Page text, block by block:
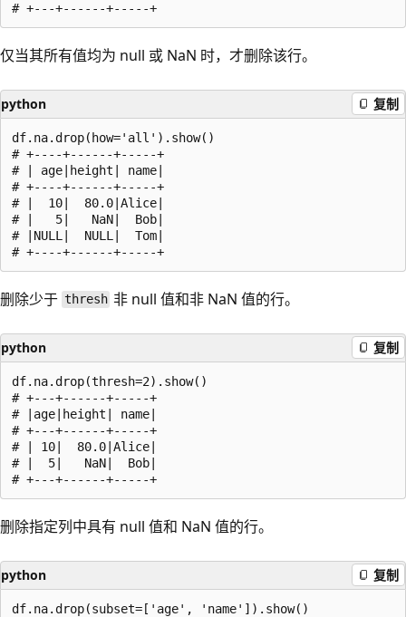
仅当其所有值均为 null 或 NaN 时，才删除该行。
python 复制
df.na.drop(how='all').show()
# +----+------+-----+
# | age|height| name|
# +----+------+-----+
# |  10|  80.0|Alice|
# |   5|   NaN|  Bob|
# |NULL|  NULL|  Tom|
删除少于 thresh 非 null 值和非 NaN 值的行。
python 复制
df.na.drop(thresh=2).show()
# +---+------+-----+
# |age|height| name|
# +---+------+-----+
# | 10|  80.0|Alice|
# |  5|   NaN|  Bob|
删除指定列中具有 null 值和 NaN 值的行。
python 复制
df.na.drop(subset=['age', 'name']).show()